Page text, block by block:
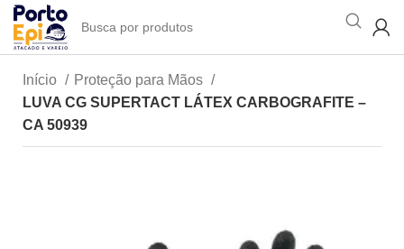
Início
Proteção para Mãos
LUVA CG SUPERTACT LÁTEX CARBOGRAFITE –
CA 50939